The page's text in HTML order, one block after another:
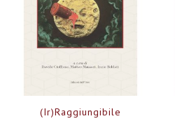
(Ir)raggiungibile